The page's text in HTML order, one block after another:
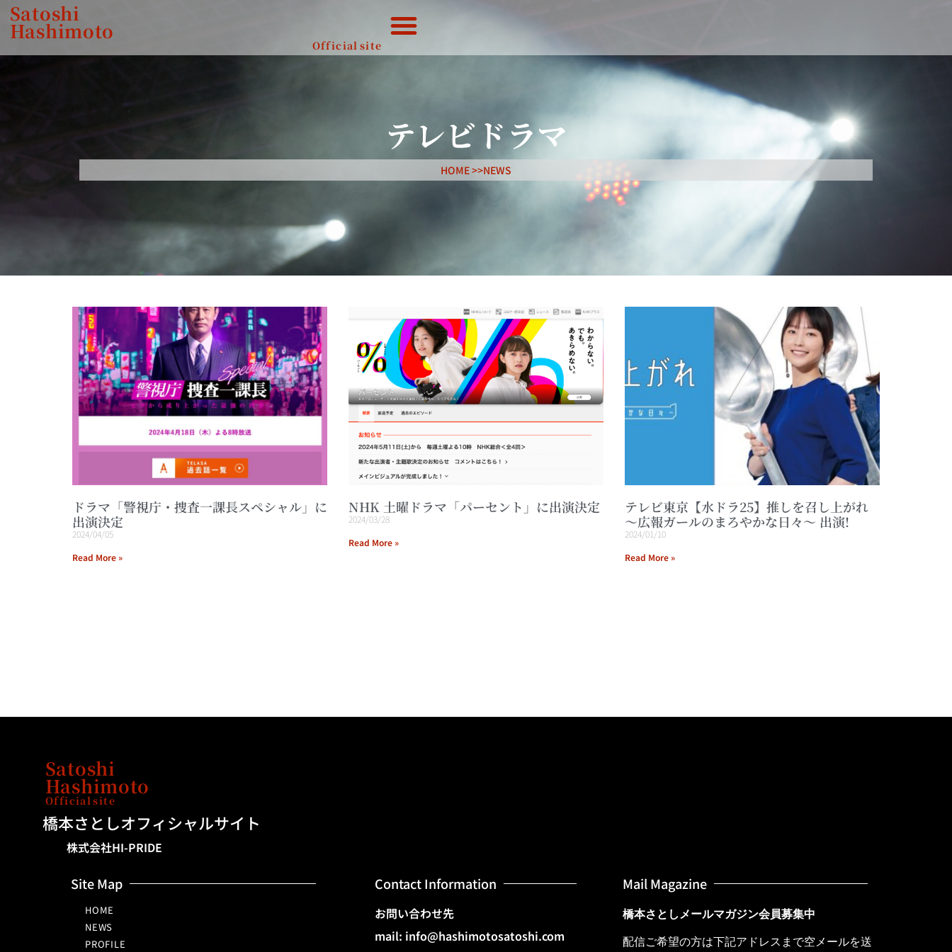
Satoshi
Hashimoto
Official site
テレビドラマ
HOME >>NEWS
ドラマ「警視庁・捜査一課長スペシャル」に
出演決定
2024/04/05
Read More »
NHK 土曜ドラマ「パーセント」に出演決定
2024/03/28
Read More »
テレビ東京【水ドラ25】推しを召し上がれ
～広報ガールのまろやかな日々～ 出演!
2024/01/10
Read More »
Satoshi
Hashimoto
Officialsite
橋本さとしオフィシャルサイト
株式会社HI-PRIDE
Site Map
HOME
NEWS
PROFILE
Contact Information
お問い合わせ先
mail: info@hashimotosatoshi.com
Mail Magazine
橋本さとしメールマガジン会員募集中
配信ご希望の方は下記アドレスまで空メールを送